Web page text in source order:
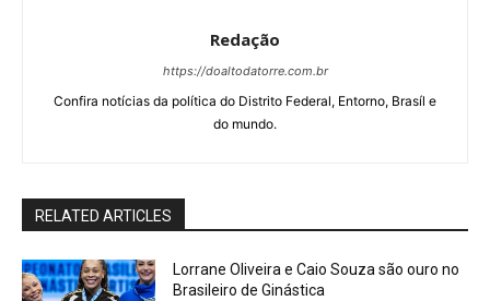
Redação
https://doaltodatorre.com.br
Confira notícias da política do Distrito Federal, Entorno, Brasíl e
do mundo.
RELATED ARTICLES
Lorrane Oliveira e Caio Souza são ouro no
Brasileiro de Ginástica